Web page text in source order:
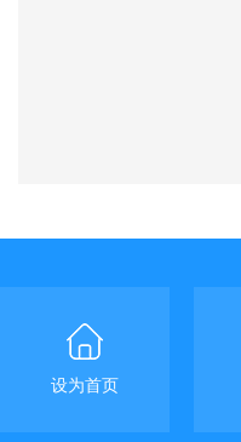
设为首页